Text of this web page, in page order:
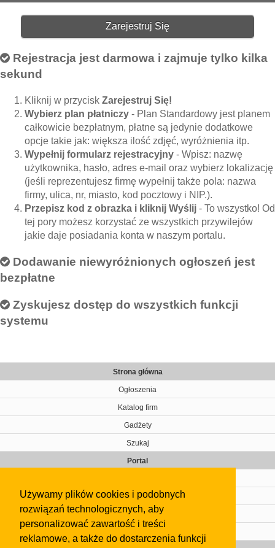
Używamy plików cookies i podobnych
rozwiązań technologicznych, aby
personalizować zawartość i treści
reklamowe, a także do dostarczenia funkcji
Zarejestruj Się
Rejestracja jest darmowa i zajmuje tylko kilka
sekund
Kliknij w przycisk Zarejestruj Się!
Wybierz plan płatniczy - Plan Standardowy jest planem
całkowicie bezpłatnym, płatne są jedynie dodatkowe
opcje takie jak: większa ilość zdjęć, wyróżnienia itp.
Wypełnij formularz rejestracyjny - Wpisz: nazwę
użytkownika, hasło, adres e-mail oraz wybierz lokalizację
(jeśli reprezentujesz firmę wypełnij także pola: nazwa
firmy, ulica, nr, miasto, kod pocztowy i NIP.).
Przepisz kod z obrazka i kliknij Wyślij - To wszystko! Od
tej pory możesz korzystać ze wszystkich przywilejów
jakie daje posiadania konta w naszym portalu.
Dodawanie niewyróżnionych ogłoszeń jest
bezpłatne
Zyskujesz dostęp do wszystkich funkcji
systemu
Strona główna
Ogłoszenia
Katalog firm
Gadżety
Szukaj
Portal
Kontakt
Regulamin